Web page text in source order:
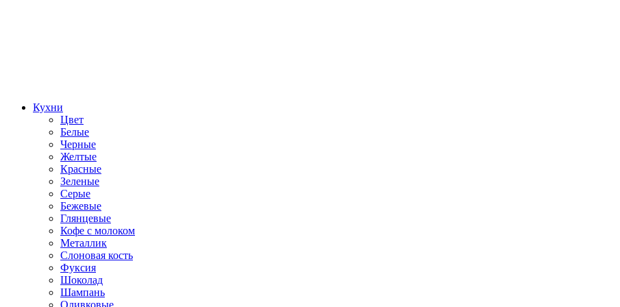
Кухни
Цвет
Белые
Черные
Желтые
Красные
Зеленые
Серые
Бежевые
Глянцевые
Кофе с молоком
Металлик
Слоновая кость
Фуксия
Шоколад
Шампань
Оливковые